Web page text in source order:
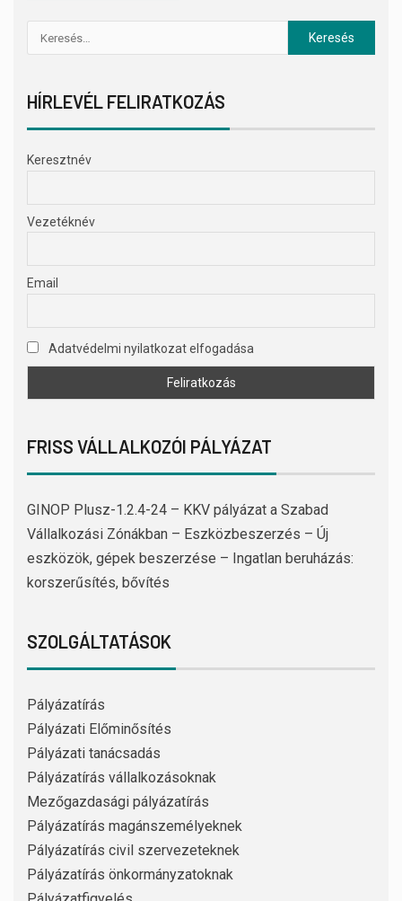
HÍRLEVÉL FELIRATKOZÁS
Keresztnév
Vezetéknév
Email
Adatvédelmi nyilatkozat elfogadása
FRISS VÁLLALKOZÓI PÁLYÁZAT
GINOP Plusz-1.2.4-24 – KKV pályázat a Szabad
Vállalkozási Zónákban – Eszközbeszerzés – Új
eszközök, gépek beszerzése – Ingatlan beruházás:
korszerűsítés, bővítés
SZOLGÁLTATÁSOK
Pályázatírás
Pályázati Előminősítés
Pályázati tanácsadás
Pályázatírás vállalkozásoknak
Mezőgazdasági pályázatírás
Pályázatírás magánszemélyeknek
Pályázatírás civil szervezeteknek
Pályázatírás önkormányzatoknak